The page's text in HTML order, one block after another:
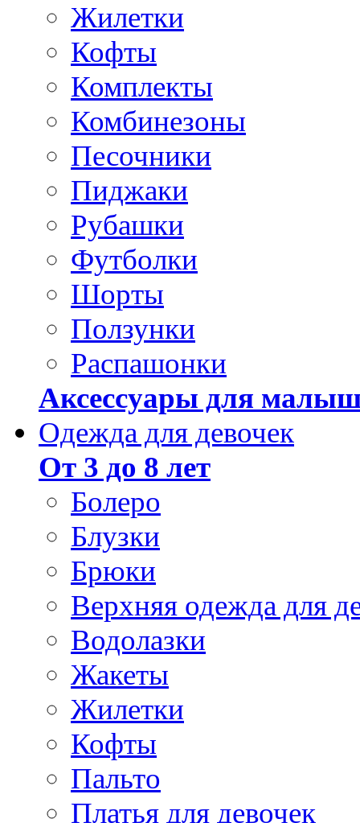
Жилетки
Кофты
Комплекты
Комбинезоны
Песочники
Пиджаки
Рубашки
Футболки
Шорты
Ползунки
Распашонки
Аксессуары для
Одежда для девочек
От 3 до 8 лет
Болеро
Блузки
Брюки
Верхняя одежда для
Водолазки
Жакеты
Жилетки
Кофты
Пальто
Платья для девочек